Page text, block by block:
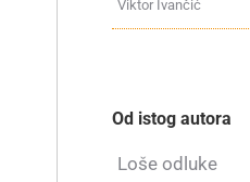
Viktor Ivančić
Od istog autora
Loše odluke